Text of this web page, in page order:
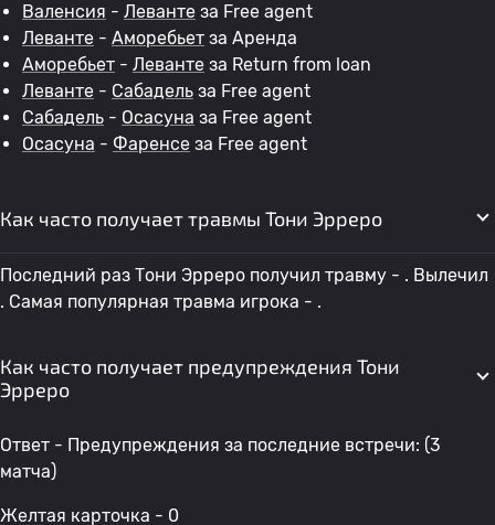
Валенсия - Леванте за Free agent
Леванте - Аморебьет за Аренда
Аморебьет - Леванте за Return from loan
Леванте - Сабадель за Free agent
Сабадель - Осасуна за Free agent
Осасуна - Фаренсе за Free agent
Как часто получает травмы Тони Эрреро
Последний раз Тони Эрреро получил травму - . Вылечил
. Самая популярная травма игрока - .
Как часто получает предупреждения Тони
Эрреро
Ответ - Предупреждения за последние встречи: (3
матча)
Желтая карточка - 0